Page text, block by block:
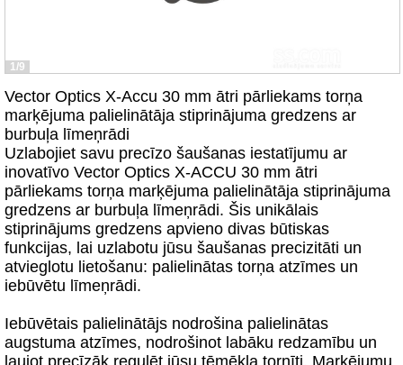
1/9
Vector Optics X-Accu 30 mm ātri pārliekams torņa
marķējuma palielinātāja stiprinājuma gredzens ar
burbuļa līmeņrādi
Uzlabojiet savu precīzo šaušanas iestatījumu ar
inovatīvo Vector Optics X-ACCU 30 mm ātri
pārliekams torņa marķējuma palielinātāja stiprinājuma
gredzens ar burbuļa līmeņrādi. Šis unikālais
stiprinājums gredzens apvieno divas būtiskas
funkcijas, lai uzlabotu jūsu šaušanas precizitāti un
atvieglotu lietošanu: palielinātas torņa atzīmes un
iebūvētu līmeņrādi.
Iebūvētais palielinātājs nodrošina palielinātas
augstuma atzīmes, nodrošinot labāku redzamību un
ļaujot precīzāk regulēt jūsu tēmēkļa tornīti. Marķējumu